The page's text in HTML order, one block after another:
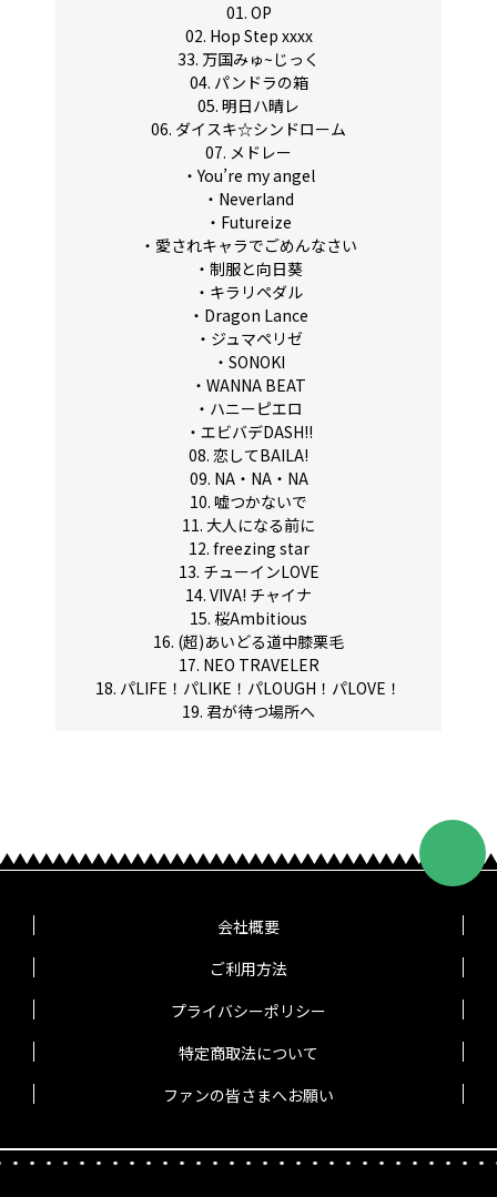
01. OP
02. Hop Step xxxx
33. 万国みゅ~じっく
04. パンドラの箱
05. 明日ハ晴レ
06. ダイスキ☆シンドローム
07. メドレー
・You’re my angel
・Neverland
・Futureize
・愛されキャラでごめんなさい
・制服と向日葵
・キラリペダル
・Dragon Lance
・ジュマペリゼ
・SONOKI
・WANNA BEAT
・ハニーピエロ
・エビバデDASH!!
08. 恋してBAILA!
09. NA・NA・NA
10. 嘘つかないで
11. 大人になる前に
12. freezing star
13. チューインLOVE
14. VIVA! チャイナ
15. 桜Ambitious
16. (超)あいどる道中膝栗毛
17. NEO TRAVELER
18. パLIFE！パLIKE！パLOUGH！パLOVE！
19. 君が待つ場所へ
会社概要
ご利用方法
プライバシーポリシー
特定商取法について
ファンの皆さまへお願い